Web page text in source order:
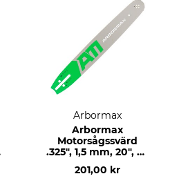
Arbormax
Arbormax
Motorsågssvärd
.325", 1,5 mm, 20", 78
201,00 kr